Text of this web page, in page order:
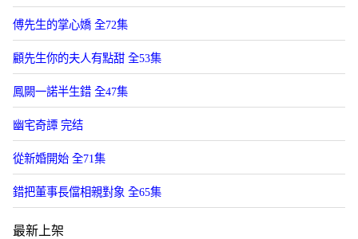
傅先生的掌心嬌 全72集
顧先生你的夫人有點甜 全53集
鳳闕一諾半生錯 全47集
幽宅奇譚 完结
從新婚開始 全71集
錯把董事長儅相親對象 全65集
最新上架